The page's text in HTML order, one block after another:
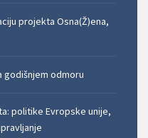
projekta Osna(Ž)ena,
godišnjem odmoru
politike Evropske unije,